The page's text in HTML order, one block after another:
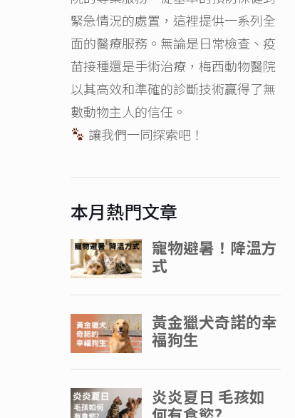
緊急情況的處置，這裡提供一系列全
面的醫療服務。無論是日常檢查、疫
苗接種還是手術治療，梅西動物醫院
以其高效和準確的診斷技術贏得了無
數動物主人的信任。
讓我們一同探索吧！
本月熱門文章